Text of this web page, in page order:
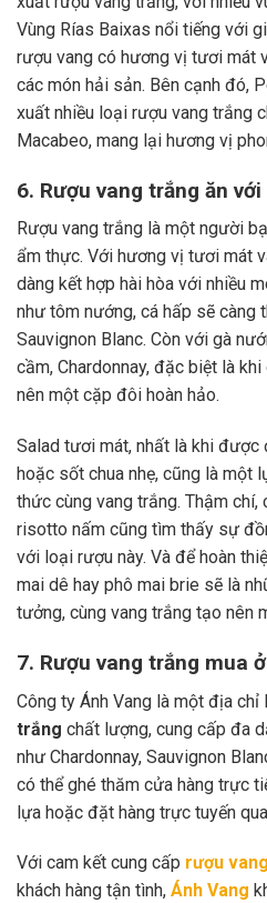
Vùng Rías Baixas nổi tiếng với
rượu vang có hương vị tươi mát
các món hải sản. Bên cạnh đó,
xuất nhiều loại rượu vang trắng
Macabeo, mang lại hương vị
6. Rượu vang trắng ăn với
Rượu vang trắng là một người
ẩm thực. Với hương vị tươi mát
dàng kết hợp hài hòa với nhiều
như tôm nướng, cá hấp sẽ càng
Sauvignon Blanc. Còn với gà
cầm, Chardonnay, đặc biệt là
nên một cặp đôi hoàn hảo.
Salad tươi mát, nhất là khi được
hoặc sốt chua nhẹ, cũng là một
thức cùng vang trắng. Thậm chí,
risotto nấm cũng tìm thấy sự
với loại rượu này. Và để hoàn
mai dê hay phô mai brie sẽ là
tưởng, cùng vang trắng tạo nên
7. Rượu vang trắng mua
Công ty Ánh Vang là một địa
trắng chất lượng, cung cấp đa
như Chardonnay, Sauvignon
có thể ghé thăm cửa hàng trực
lựa hoặc đặt hàng trực tuyến
Với cam kết cung cấp rượu
khách hàng tận tình, Ánh Vang